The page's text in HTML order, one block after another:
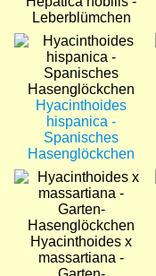
Leberblümchen
Bild
Hyacinthoides
hispanica -
Spanisches
Hasenglöckchen
Bild
Hyacinthoides x
massartiana -